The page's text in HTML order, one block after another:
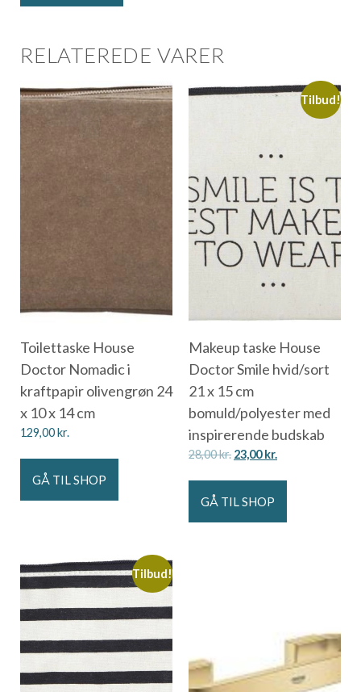
RELATEREDE VARER
Toilettaske House
Doctor Nomadic i
kraftpapir olivengrøn 24
x 10 x 14 cm
129,00kr.
GÅ TIL SHOP
Tilbud!
Makeup taske House
Doctor Smile hvid/sort
21 x 15 cm
bomuld/polyester med
inspirerende budskab
28,00kr. 23,00kr.
GÅ TIL SHOP
Tilbud!